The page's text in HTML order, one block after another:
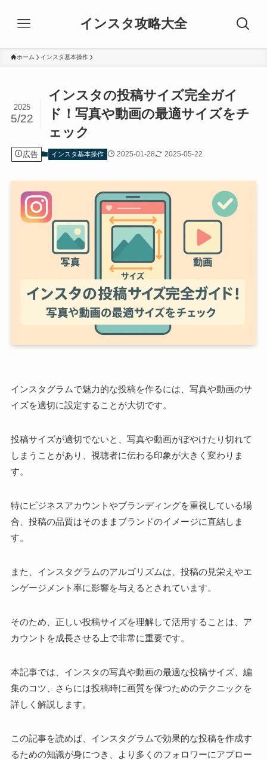
インスタ攻略大全
ホーム インスタ基本操作
インスタの投稿サイズ完全ガイ
ド！写真や動画の最適サイズをチ
ェック
2025
5/22
広告 インスタ基本操作 2025-01-28 2025-05-22
インスタグラムで魅力的な投稿を作るには、写真や動画のサ
イズを適切に設定することが大切です。
投稿サイズが適切でないと、写真や動画がぼやけたり切れて
しまうことがあり、視聴者に伝わる印象が大きく変わりま
す。
特にビジネスアカウントやブランディングを重視している場
合、投稿の品質はそのままブランドのイメージに直結しま
す。
また、インスタグラムのアルゴリズムは、投稿の見栄えやエ
ンゲージメント率に影響を与えるとされています。
そのため、正しい投稿サイズを理解して活用することは、ア
カウントを成長させる上で非常に重要です。
本記事では、インスタの写真や動画の最適な投稿サイズ、編
集のコツ、さらには投稿時に画質を保つためのテクニックを
詳しく解説します。
この記事を読めば、インスタグラムで効果的な投稿を作成す
るための知識が身につき、より多くのフォロワーにアプロー